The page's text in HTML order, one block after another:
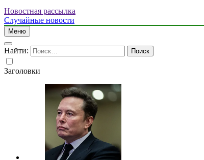
Новостная рассылка
Случайные новости
Меню
Найти:
Заголовки